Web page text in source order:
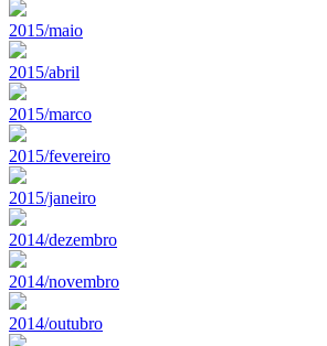
2015/maio
2015/abril
2015/marco
2015/fevereiro
2015/janeiro
2014/dezembro
2014/novembro
2014/outubro